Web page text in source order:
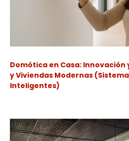
Domótica en Casa: Innovación
y Viviendas Modernas
Inteligentes)